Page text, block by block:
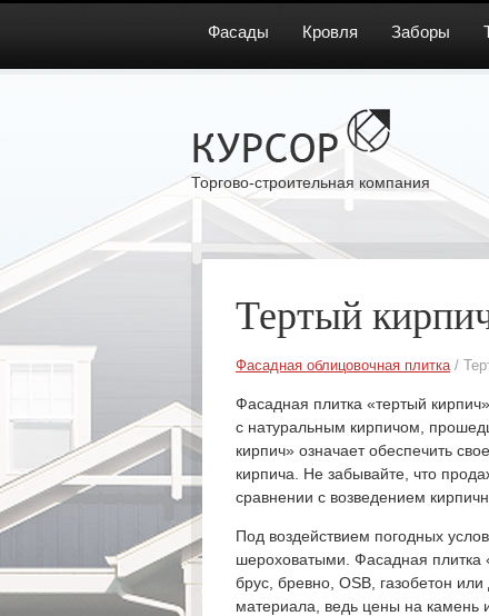
Фасады Кровля Заборы
Торгово-строительная компания
Тертый
Фасадная облицовочная плитка/
Фасадная плитка «тертый
с натуральным кирпичом,
кирпич» означает обеспечить
кирпича. Не забывайте, что
сравнении с возведением
Под воздействием погодных
шероховатыми. Фасадная плитка
брус, бревно, OSB, газобетон
материала, ведь цены на камень